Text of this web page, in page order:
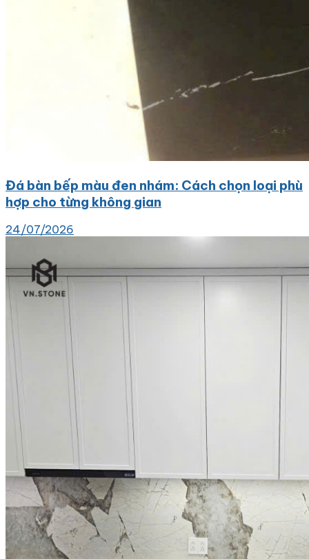
Đá bàn bếp màu đen nhám: Cách chọn loại phù
hợp cho từng không gian
24/07/2026